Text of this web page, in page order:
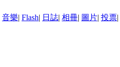
音樂| Flash| 日誌| 相冊| 圖片| 投票|